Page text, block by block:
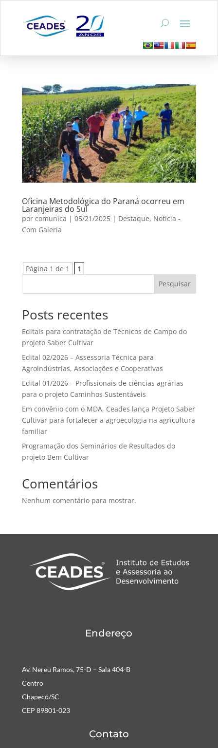
Oficina Metodológica do Paraná ocorreu em
Laranjeiras do Sul
por comunica | 05/21/2025| Destaque, Notícia -
Com Galeria
Página 1 de 1
1
Pesquisar
Posts recentes
Editais para contratação de Técnicos de Campo do
projeto Saber Cultivar
Edital 02/2026 – Assessoria Técnica para
Agroindústrias, Associações e Cooperativas
Edital 01/2026 – Profissionais de ciências agrárias
para o projeto Caminhos Sustentáveis
Em convênio com o MDA, Ceades lança Projeto Saber
Cultivar para fortalecer a agroecologia na agricultura
familiar
Programação dos Seminários de Resultados do
projeto Bem Cultivar
Comentários
Nenhum comentário para mostrar.
Endereço
Av. Nereu Ramos, 75-D – Sala 404-B
Centro
Chapecó/SC
CEP 89801-023
Contato